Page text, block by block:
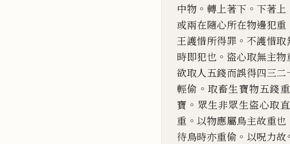
中物 。 轉上著下 。 下著上
或兩在隨心所在物邊犯重
王護惜所得罪 。 不護惜取
時即犯也 。 盜心取無主物
欲取人五錢而誤得四三二
輕偷 。 取畜生寶物五錢重
寶 。 眾生非眾生盜心取
重 。 以物應屬鳥主故重也
待鳥時亦重偷 。 以呪力故